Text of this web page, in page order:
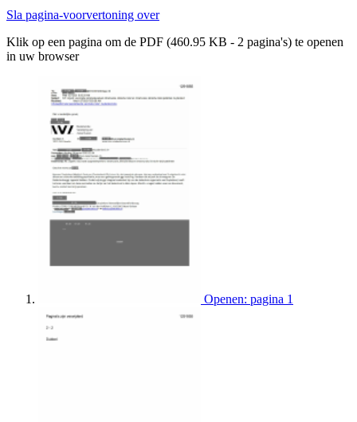
Sla pagina-voorvertoning over
Klik op een pagina om de PDF (460.95 KB - 2 pagina's) te openen
in uw browser
Openen: pagina 1